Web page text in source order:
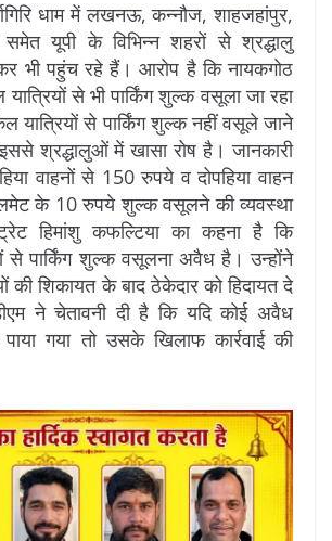
धाम में लखनऊ, कन्नौज, शाहजहांपुर,
समेत यूपी के विभिन्न शहरों से श्रद्धालु
भी पहुंच रहे हैं। आरोप है कि नायकगोठ
यात्रियों से भी पार्किंग शुल्क वसूला जा रहा
यात्रियों से पार्किंग शुल्क नहीं वसूले जाने
श्रद्धालुओं में खासा रोष है। जानकारी
वाहनों से 150 रुपये व दोपहिया वाहन
के 10 रुपये शुल्क वसूलने की व्यवस्था
हिमांशु कफल्टिया का कहना है कि
से पार्किंग शुल्क वसूलना अवैध है। उन्होंने
की शिकायत के बाद ठेकेदार को हिदायत दे
ने चेतावनी दी है कि यदि कोई अवैध
गया तो उसके खिलाफ कार्रवाई की